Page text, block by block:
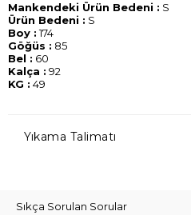
Mankendeki Ürün Bedeni : S
Ürün Bedeni : S
Boy :174
Göğüs : 85
Bel : 60
Kalça : 92
KG : 49
Yıkama Talimatı
Sıkça Sorulan Sorular